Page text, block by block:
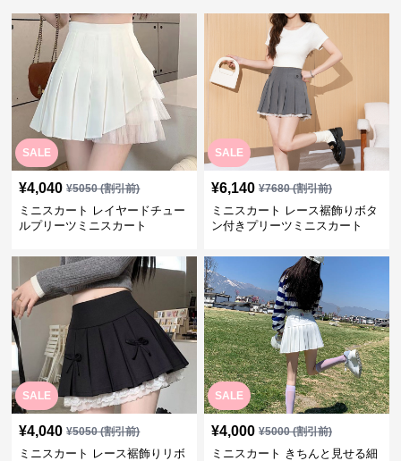
SALE
¥4,040 ¥5050(割引前)
ミニスカート レイヤードチュー
ルプリーツミニスカート
SALE
¥6,140 ¥7680(割引前)
ミニスカート レース裾飾りボタ
ン付きプリーツミニスカート
SALE
¥4,040 ¥5050(割引前)
ミニスカート レース裾飾りリボ
SALE
¥4,000 ¥5000(割引前)
ミニスカート きちんと見せる細